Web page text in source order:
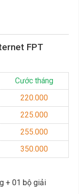
FPT
Cước tháng
220.000
225.000
255.000
350.000
+ 01 bộ giải